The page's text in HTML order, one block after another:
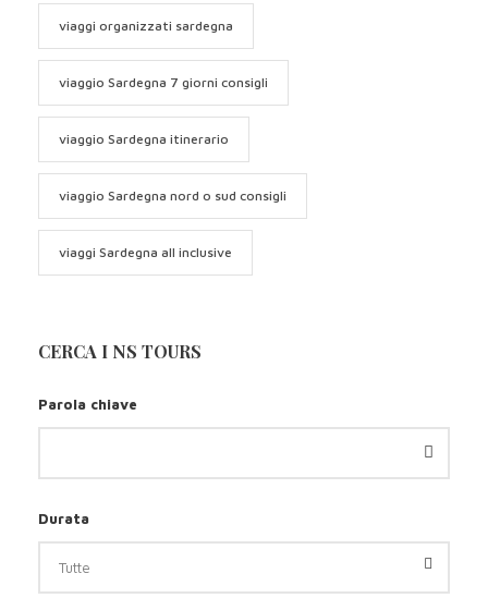
viaggi organizzati sardegna
viaggio Sardegna 7 giorni consigli
viaggio Sardegna itinerario
viaggio Sardegna nord o sud consigli
viaggi Sardegna all inclusive
CERCA I NS TOURS
Parola chiave
Durata